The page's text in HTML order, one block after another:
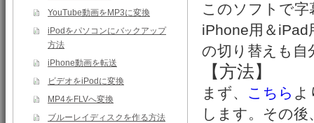
このソフトで
iPhone用＆
の切り替えも自
【方法】
まず、 こちら よ
します。その後
YouTube動画をMP3に変換
iPodをパソコンにバックアップ
方法
iPhone動画を転送
ビデオをiPodに変換
MP4をFLVへ変換
ブルーレイディスクを作る方法